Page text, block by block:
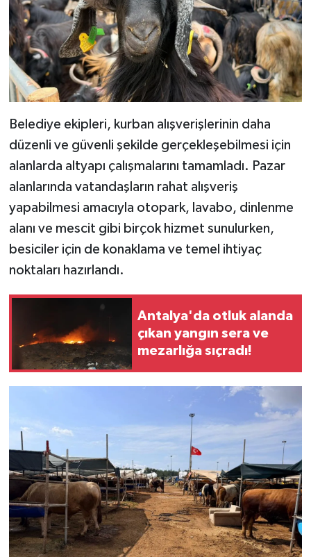
Belediye ekipleri, kurban alışverişlerinin daha
düzenli ve güvenli şekilde gerçekleşebilmesi için
alanlarda altyapı çalışmalarını tamamladı. Pazar
alanlarında vatandaşların rahat alışveriş
yapabilmesi amacıyla otopark, lavabo, dinlenme
alanı ve mescit gibi birçok hizmet sunulurken,
besiciler için de konaklama ve temel ihtiyaç
noktaları hazırlandı.
Antalya'da otluk alanda
çıkan yangın sera ve
mezarlığa sıçradı!